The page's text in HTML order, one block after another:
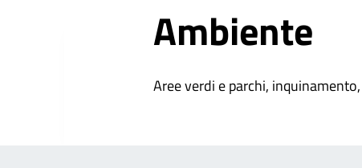
Ambiente
Aree verdi e parchi,